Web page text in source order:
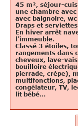
45 m², séjour-
une chambre
avec baignoire,
Draps et
En hiver arrêt
l'immeuble.
Classé 3 étoiles,
rangements dans
cheveux, lave-
bouilloire
pierrade, crèpe),
multifonctions,
congélateur, TV,
lit bébé...